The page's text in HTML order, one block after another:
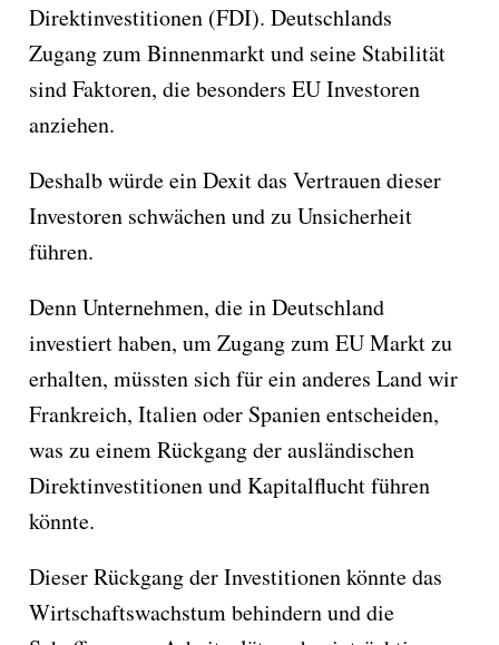
Direktinvestitionen (FDI). Deutschlands
Zugang zum Binnenmarkt und seine Stabilität
sind Faktoren, die besonders EU Investoren
anziehen.
Deshalb würde ein Dexit das Vertrauen dieser
Investoren schwächen und zu Unsicherheit
führen.
Denn Unternehmen, die in Deutschland
investiert haben, um Zugang zum EU Markt zu
erhalten, müssten sich für ein anderes Land wir
Frankreich, Italien oder Spanien entscheiden,
was zu einem Rückgang der ausländischen
Direktinvestitionen und Kapitalflucht führen
könnte.
Dieser Rückgang der Investitionen könnte das
Wirtschaftswachstum behindern und die